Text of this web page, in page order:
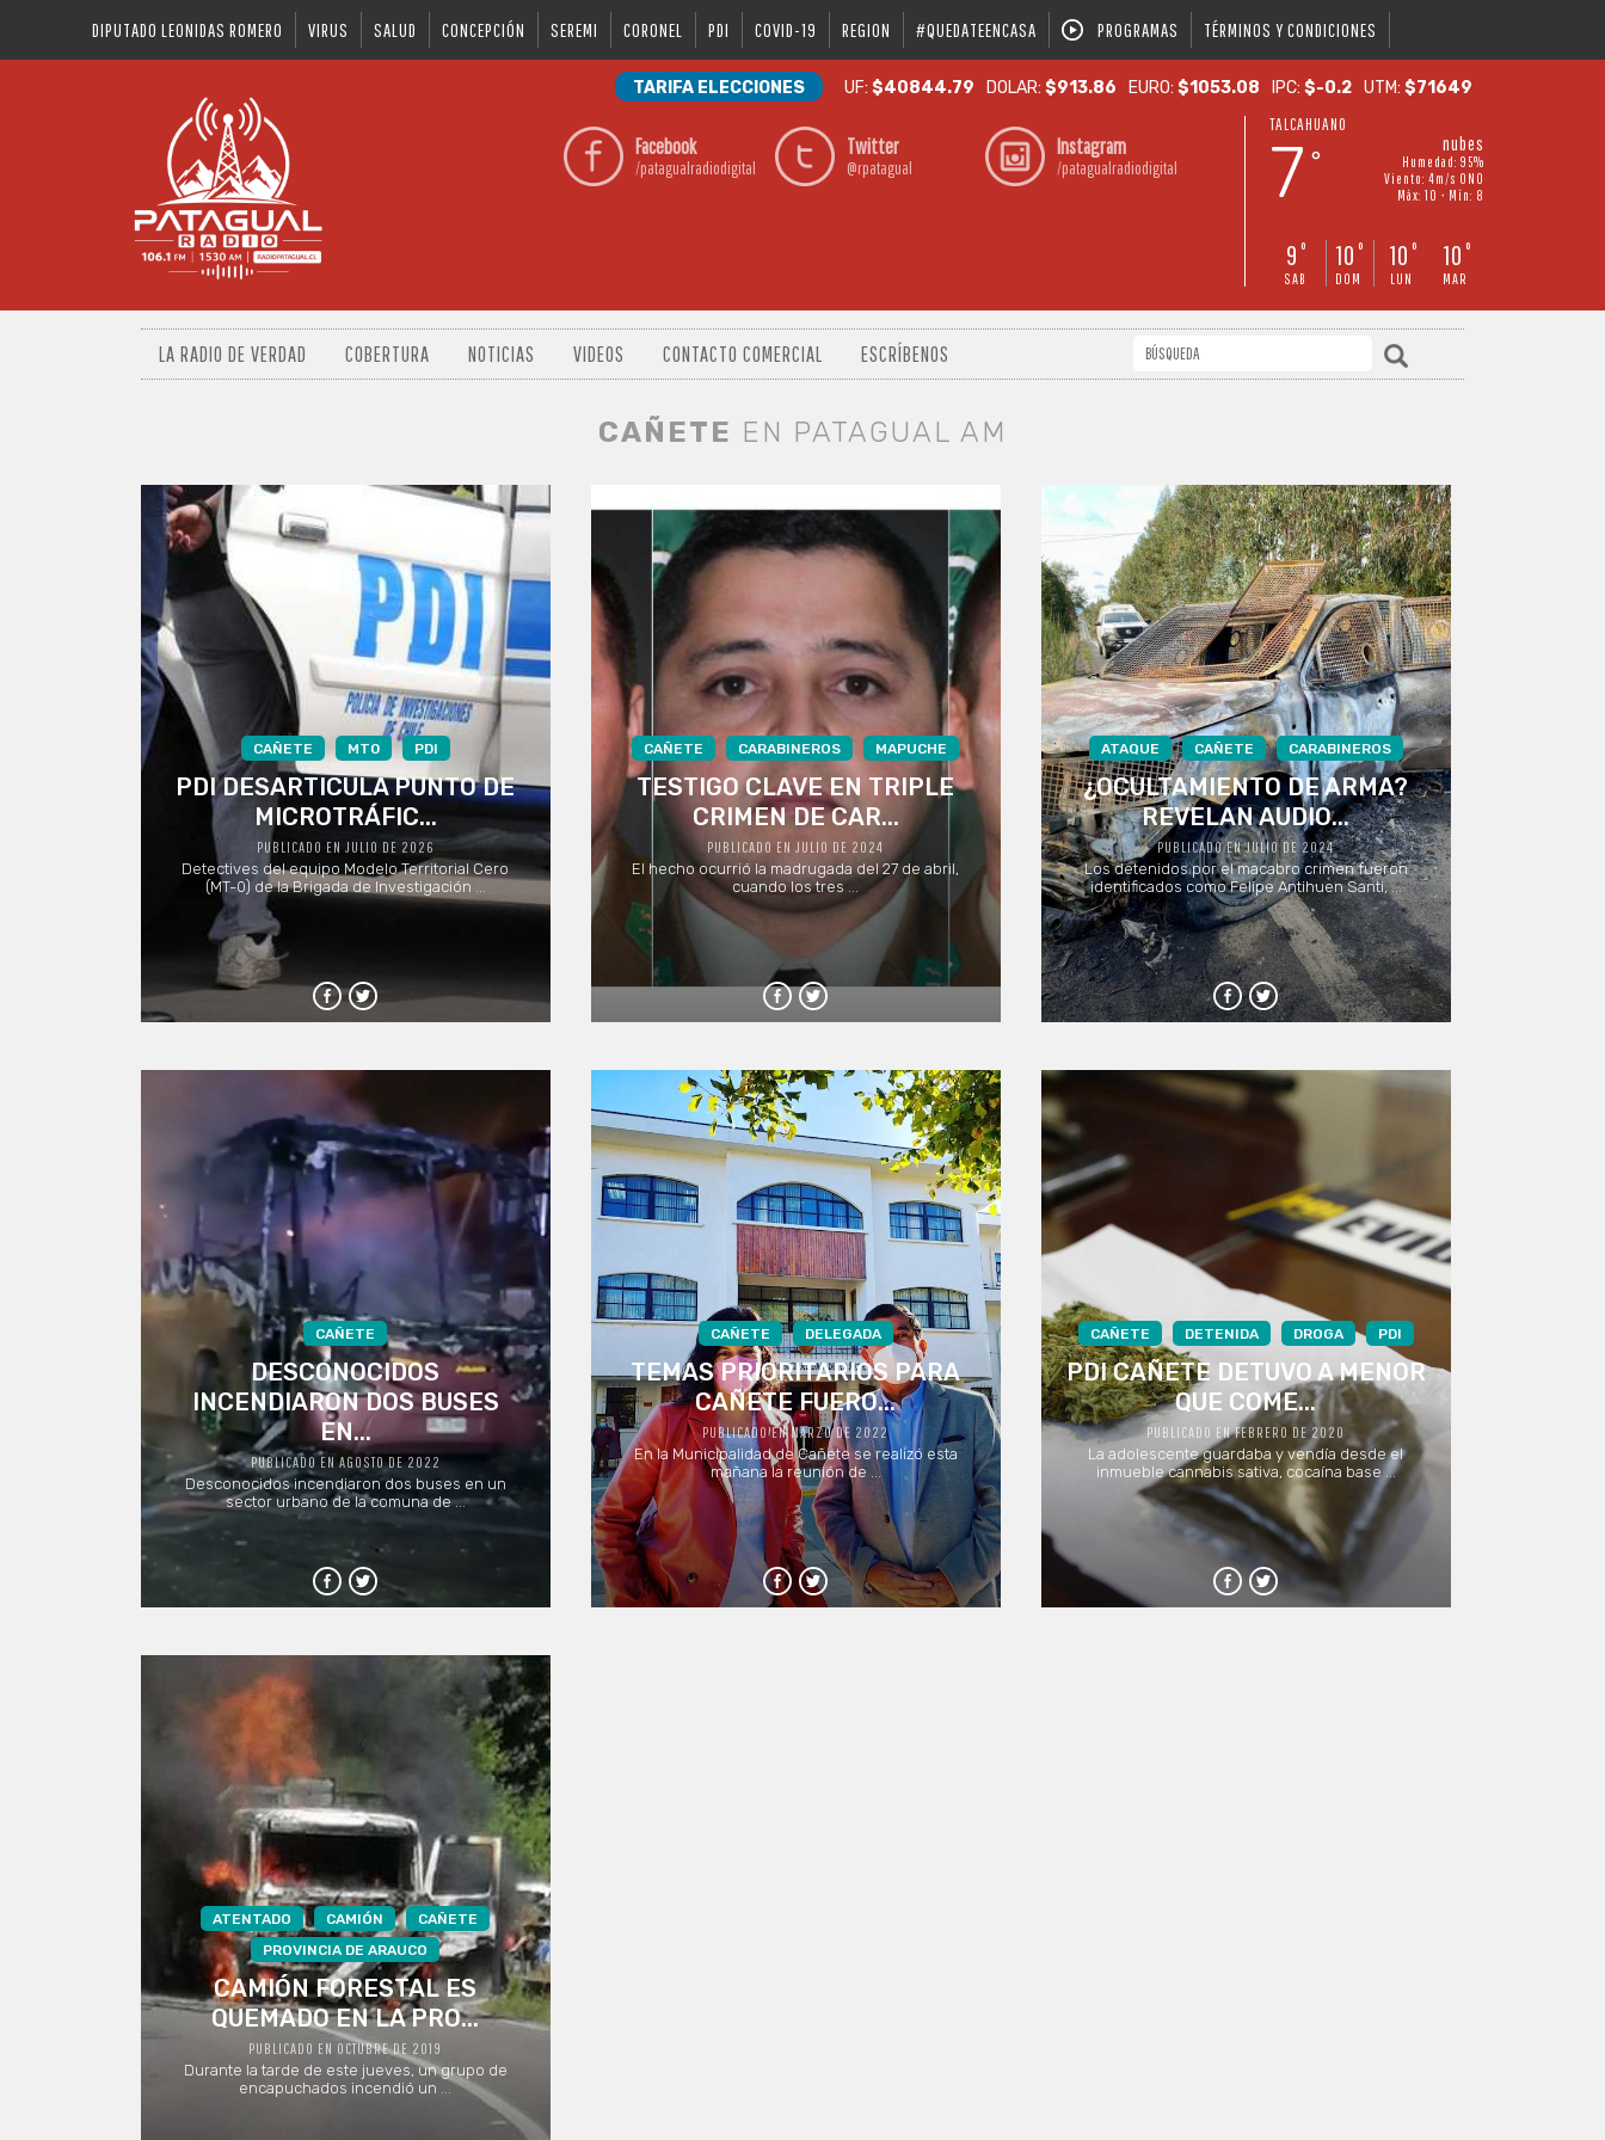
DIPUTADO LEONIDAS ROMERO VIRUS SALUD CONCEPCIÓN SEREMI CORONEL PDI COVID-19 REGION #QUEDATEENCASA PROGRAMAS TÉRMINOS Y CONDICIONES
TARIFA ELECCIONES UF:$40844.79 DOLAR:$913.86 EURO:$1053.08 IPC:$-0.2 UTM:$71649
Facebook
/patagualradiodigital
Twitter
@rpatagual
Instagram
/patagualradiodigital
TALCAHUANO
7 °
nubes
Humedad: 95%
Viento: 4m/s ONO
Máx: 10 • Mín: 8
9 °
SAB
10 °
DOM
10 °
LUN
10 °
MAR
LA RADIO DE VERDAD COBERTURA NOTICIAS VIDEOS CONTACTO COMERCIAL ESCRÍBENOS
CAÑETE EN PATAGUAL AM
CAÑETE MT0 PDI
PDI DESARTICULA PUNTO DE
MICROTRÁFIC...
PUBLICADO EN JULIO DE 2026
Detectives del equipo Modelo Territorial Cero
(MT-0) de la Brigada de Investigación ...
CAÑETE CARABINEROS MAPUCHE
TESTIGO CLAVE EN TRIPLE
CRIMEN DE CAR...
PUBLICADO EN JULIO DE 2024
El hecho ocurrió la madrugada del 27 de abril,
cuando los tres ...
ATAQUE CAÑETE CARABINEROS
¿OCULTAMIENTO DE ARMA?
REVELAN AUDIO...
PUBLICADO EN JULIO DE 2024
Los detenidos por el macabro crimen fueron
identificados como Felipe Antihuen Santi, ...
CAÑETE
DESCONOCIDOS
INCENDIARON DOS BUSES
EN...
PUBLICADO EN AGOSTO DE 2022
Desconocidos incendiaron dos buses en un
sector urbano de la comuna de ...
CAÑETE DELEGADA
TEMAS PRIORITARIOS PARA
CAÑETE FUERO...
PUBLICADO EN MARZO DE 2022
En la Municipalidad de Cañete se realizó esta
mañana la reunión de ...
CAÑETE DETENIDA DROGA PDI
PDI CAÑETE DETUVO A MENOR
QUE COME...
PUBLICADO EN FEBRERO DE 2020
La adolescente guardaba y vendía desde el
inmueble cannabis sativa, cocaína base ...
ATENTADO CAMIÓN
CAÑETE
PROVINCIA DE ARAUCO
CAMIÓN FORESTAL ES
QUEMADO EN LA PRO...
PUBLICADO EN OCTUBRE DE 2019
Durante la tarde de este jueves, un grupo de
encapuchados incendió un ...